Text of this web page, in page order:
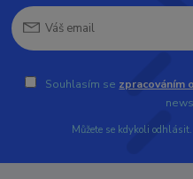
Souhlasím se zpracováním
Můžete se kdykoli